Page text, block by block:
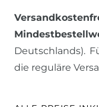
Deutschlands).
die reguläre